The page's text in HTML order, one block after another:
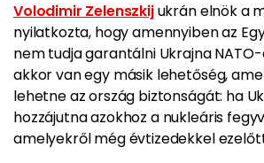
Volodimir Zelenszkijukrán elnök a
nyilatkozta, hogy amennyiben az
nem tudja garantálni Ukrajna
akkor van egy másik lehetőség,
lehetne az ország biztonságát: ha
hozzájutna azokhoz a nukleáris
amelyekről még évtizedekkel